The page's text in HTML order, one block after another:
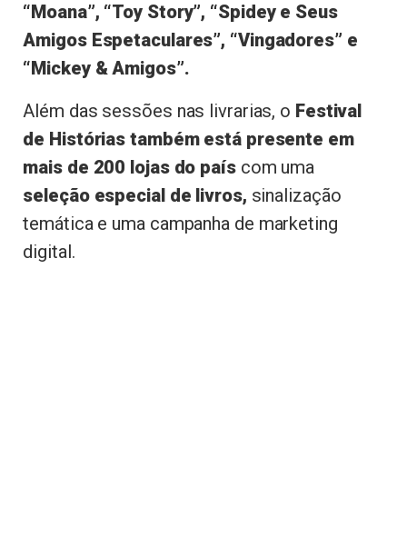
“Moana”, “Toy Story”, “Spidey e Seus
Amigos Espetaculares”, “Vingadores” e
“Mickey & Amigos”.
Além das sessões nas livrarias, o Festival
de Histórias também está presente em
mais de 200 lojas do paíscom uma
seleção especial de livros, sinalização
temática e uma campanha de marketing
digital.